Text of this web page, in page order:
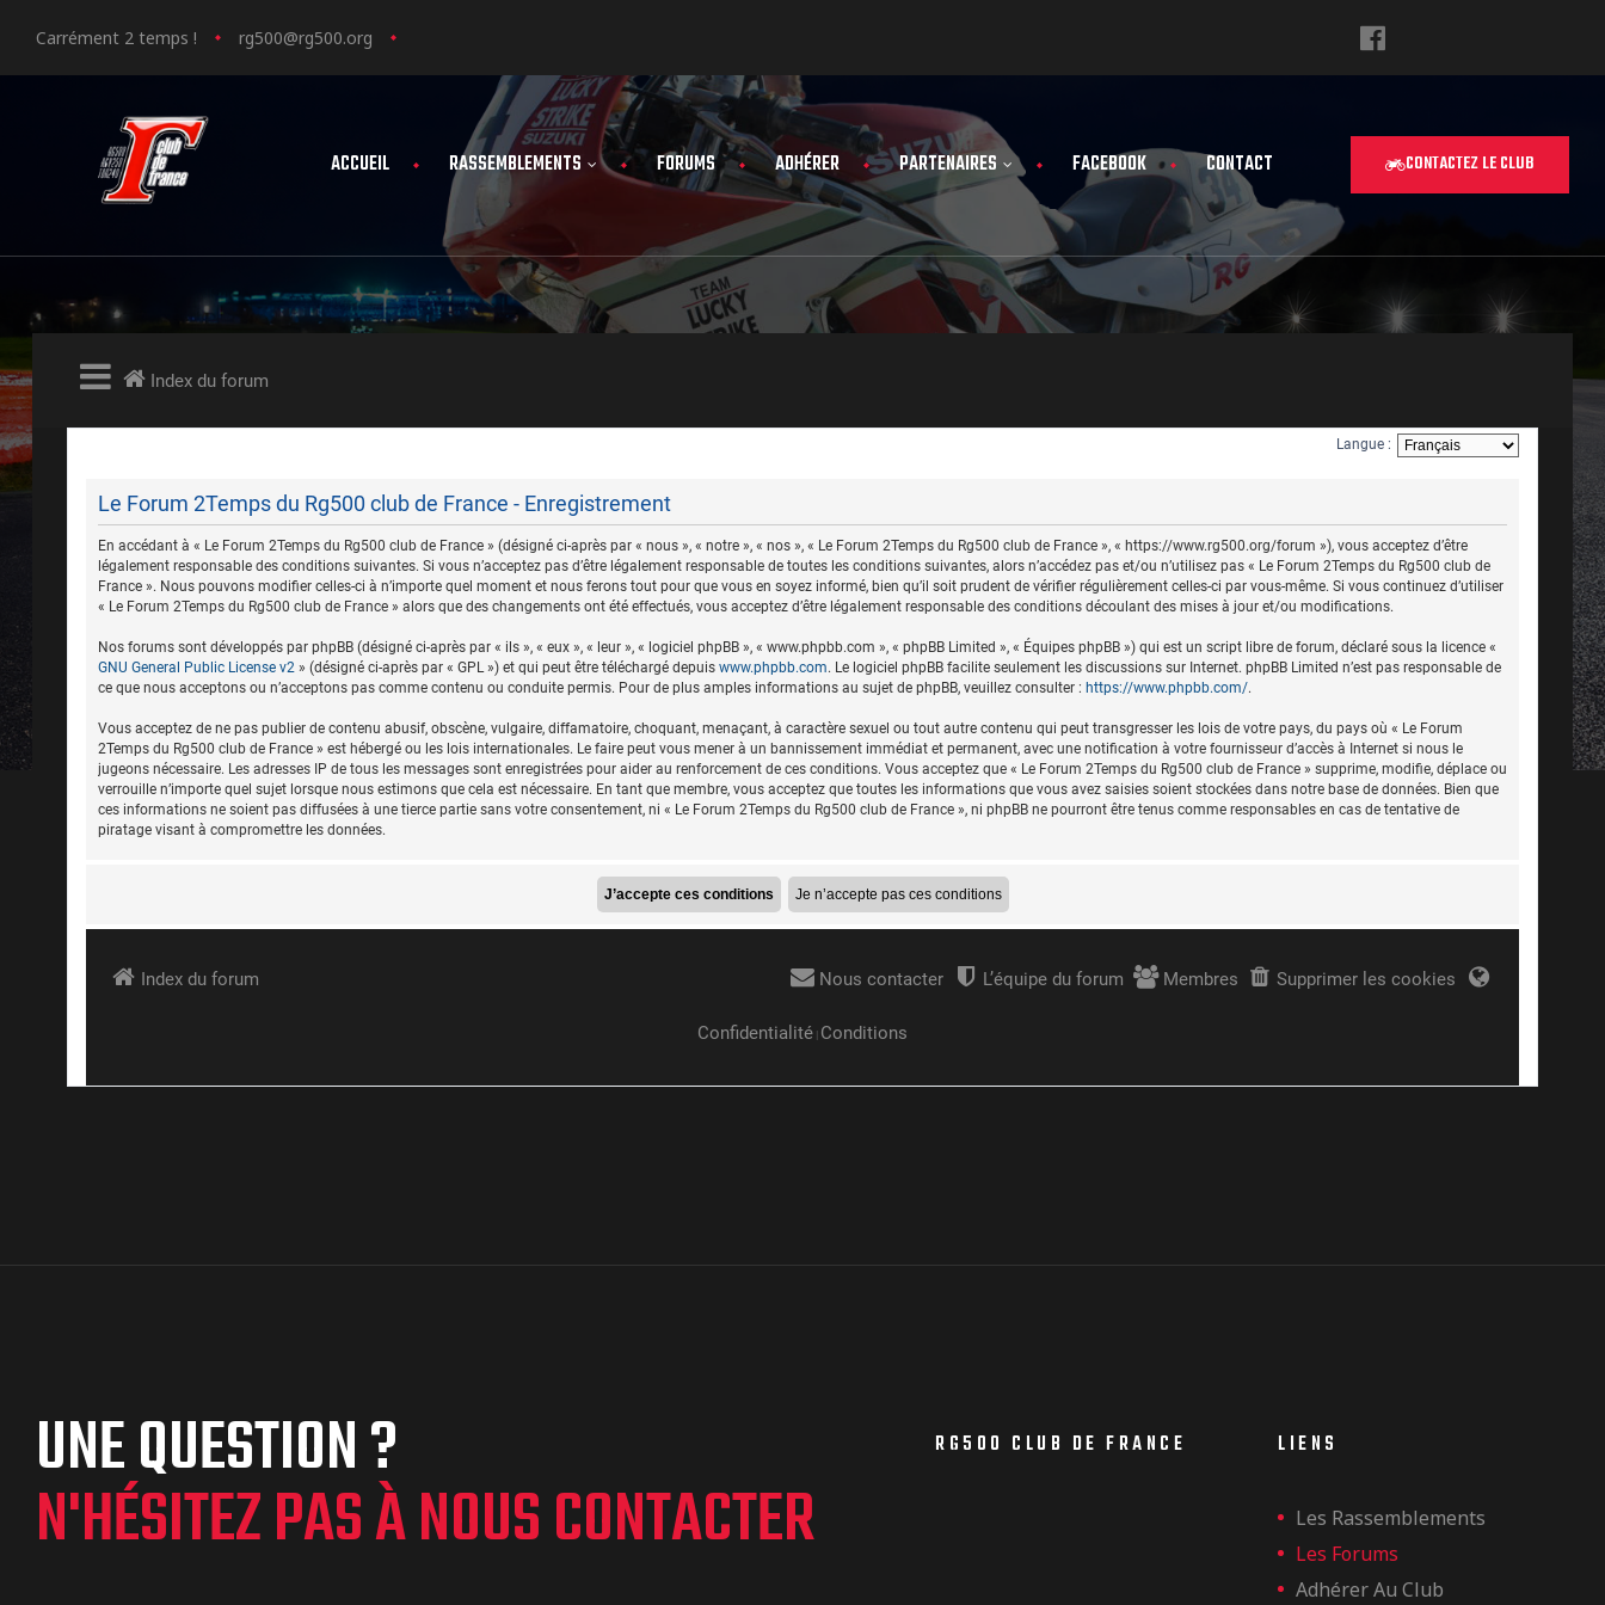
Carrément 2 temps ! rg500@rg500.org
ACCUEIL RASSEMBLEMENTS FORUMS ADHÉRER PARTENAIRES FACEBOOK CONTACT CONTACTEZ LE CLUB
UNE QUESTION ?
N'HÉSITEZ PAS À NOUS CONTACTER
RG500 CLUB DE FRANCE LIENS
Les Rassemblements
Les Forums
Adhérer Au Club